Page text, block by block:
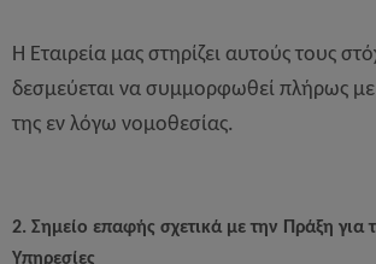
Η Εταιρεία μας στηρίζει αυτούς τους
δεσμεύεται να συμμορφωθεί πλήρως με
της εν λόγω νομοθεσίας.
2. Σημείο επαφής σχετικά με την Πράξη για
Υπηρεσίες